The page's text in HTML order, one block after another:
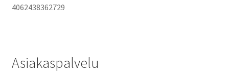
4062438362729
Asiakaspalvelu